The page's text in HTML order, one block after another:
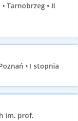
Tarnobrzeg • II
• I stopnia
im. prof.